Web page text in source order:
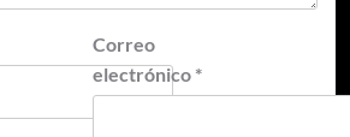
Correo
electrónico *